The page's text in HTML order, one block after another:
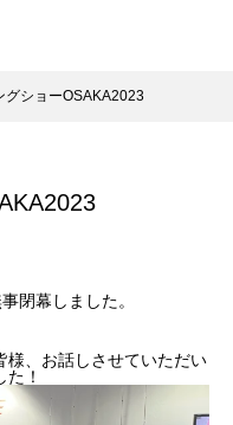
グショーOSAKA2023
閉幕しました。
様、お話しさせていただい
！